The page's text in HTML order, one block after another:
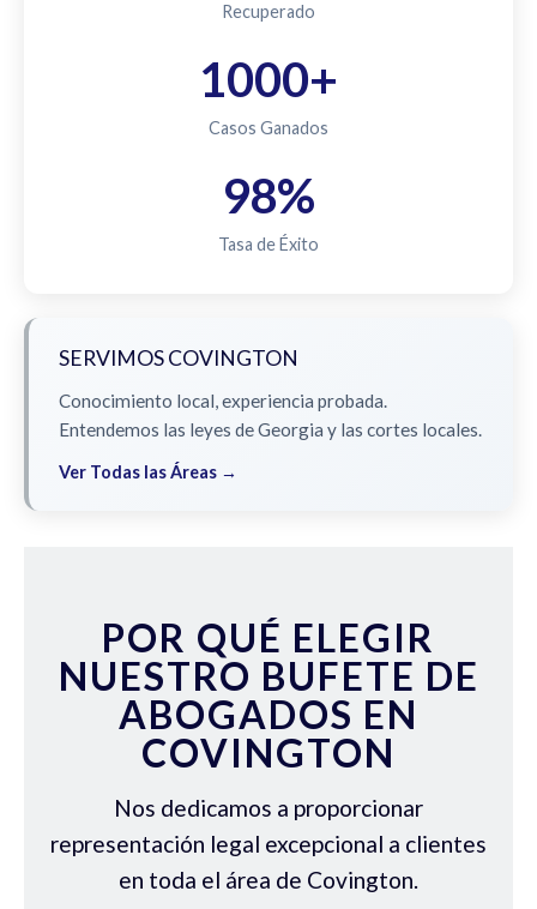
Recuperado
1000+
Casos Ganados
98%
Tasa de Éxito
SERVIMOS COVINGTON
Conocimiento local, experiencia probada.
Entendemos las leyes de Georgia y las cortes locales.
Ver Todas las Áreas →
POR QUÉ ELEGIR
NUESTRO BUFETE DE
ABOGADOS EN
COVINGTON
Nos dedicamos a proporcionar
representación legal excepcional a clientes
en toda el área de Covington.